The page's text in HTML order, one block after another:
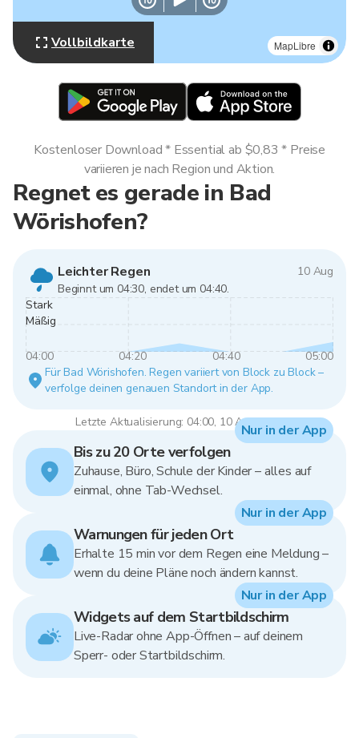
MapLibre
Vollbildkarte
Regnet es gerade in Bad
Wörishofen?
Leichter Regen
10 Aug
Beginnt um 04:30, endet um 04:40.
Stark
Mäßig
04:00 04:20 04:40
05:00
Für Bad Wörishofen. Regen variiert von Block zu Block –
verfolge deinen genauen Standort in der App.
Letzte Aktualisierung: 04:00, 10 Aug 2026
Kostenloser Download * Essential ab $0,83 * Preise
variieren je nach Region und Aktion.
Bis zu 20 Orte verfolgen
Zuhause, Büro, Schule der Kinder – alles auf
einmal, ohne Tab-Wechsel.
Nur in der App
Warnungen für jeden Ort
Erhalte 15 min vor dem Regen eine Meldung –
wenn du deine Pläne noch ändern kannst.
Nur in der App
Widgets auf dem Startbildschirm
Live-Radar ohne App-Öffnen – auf deinem
Sperr- oder Startbildschirm.
Nur in der App